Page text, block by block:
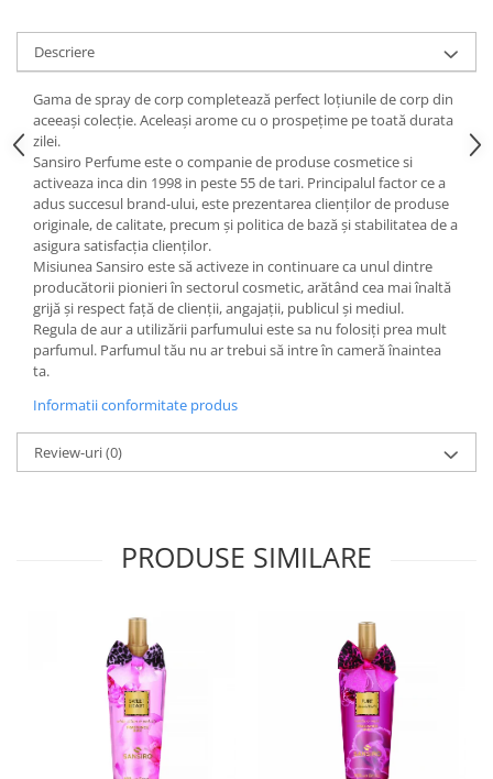
Descriere
Gama de spray de corp completează perfect loțiunile de corp din
aceeași colecție. Aceleași arome cu o prospețime pe toată durata
zilei.
Sansiro Perfume este o companie de produse cosmetice si
activeaza inca din 1998 in peste 55 de tari. Principalul factor ce a
adus succesul brand-ului, este prezentarea clienților de produse
originale, de calitate, precum și politica de bază și stabilitatea de a
asigura satisfacția clienților.
Misiunea Sansiro este să activeze in continuare ca unul dintre
producătorii pionieri în sectorul cosmetic, arătând cea mai înaltă
grijă și respect față de clienții, angajații, publicul și mediul.
Regula de aur a utilizării parfumului este sa nu folosiți prea mult
parfumul. Parfumul tău nu ar trebui să intre în cameră înaintea
ta.
Informatii conformitate produs
Review-uri(0)
PRODUSE SIMILARE